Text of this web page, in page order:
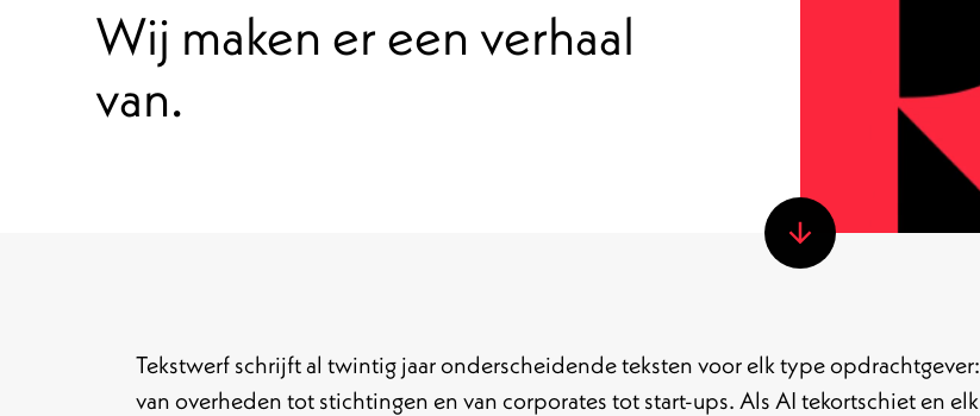
Wij maken er een verhaal
van.
Tekstwerf schrijft al twintig jaar onderscheidende teksten voor elk type opdrachtgever:
van overheden tot stichtingen en van corporates tot start-ups. Als AI tekortschiet en elk